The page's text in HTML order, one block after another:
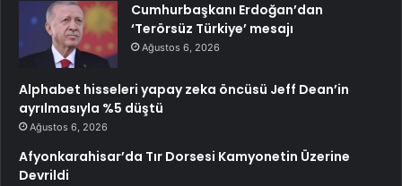
Cumhurbaşkanı Erdoğan’dan
‘Terörsüz Türkiye’ mesajı
Ağustos 6, 2026
Alphabet hisseleri yapay zeka öncüsü Jeff Dean’in
ayrılmasıyla %5 düştü
Ağustos 6, 2026
Afyonkarahisar’da Tır Dorsesi Kamyonetin Üzerine
Devrildi